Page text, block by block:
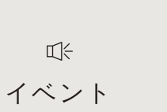
イベント